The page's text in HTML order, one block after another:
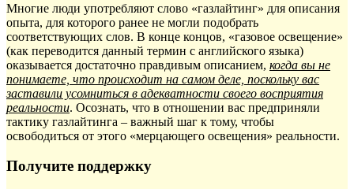
Многие люди употребляют слово «газлайтинг» для описания
опыта, для которого ранее не могли подобрать
соответствующих слов. В конце концов, «газовое освещение»
(как переводится данный термин с английского языка)
оказывается достаточно правдивым описанием, когда вы не
понимаете, что происходит на самом деле, поскольку вас
заставили усомниться в адекватности своего восприятия
реальности. Осознать, что в отношении вас предприняли
тактику газлайтинга – важный шаг к тому, чтобы
освободиться от этого «мерцающего освещения» реальности.
Получите поддержку